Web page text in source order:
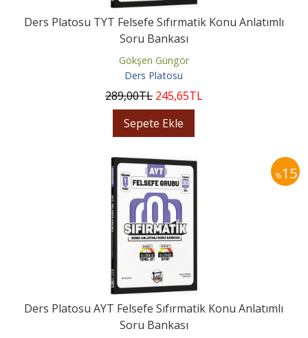
Ders Platosu TYT Felsefe Sıfırmatik Konu Anlatımlı
Soru Bankası
Gökşen Güngör
Ders Platosu
289,00TL 245,65TL
Sepete Ekle
%15
Ders Platosu AYT Felsefe Sıfırmatik Konu Anlatımlı
Soru Bankası